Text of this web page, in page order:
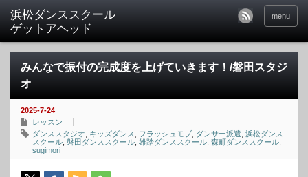
menu
みんなで振付の完成度を上げていきます！/磐田スタジ
オ
2025-7-24
レッスン
ダンススタジオ
キッズダンス フラッシュモブ ダンサー派遣 浜松ダンス
スクール 磐田ダンススクール 雄踏ダンススクール 森町ダンススクール
sugimori